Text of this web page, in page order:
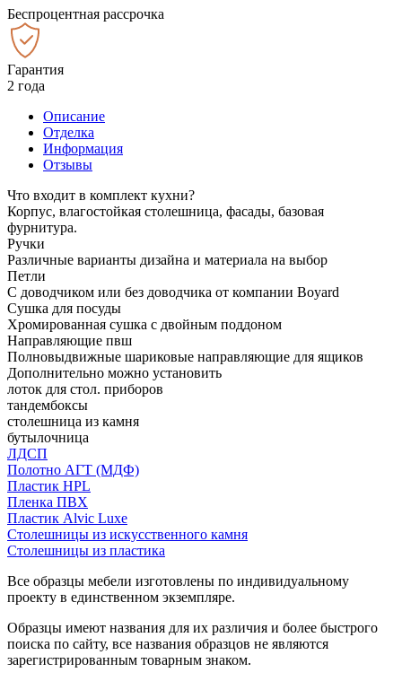
Беспроцентная рассрочка
Гарантия
2 года
Описание
Отделка
Информация
Отзывы
Что входит в комплект кухни?
Корпус, влагостойкая столешница, фасады, базовая
фурнитура.
Ручки
Различные варианты дизайна и материала на выбор
Петли
С доводчиком или без доводчика от компании Boyard
Сушка для посуды
Хромированная сушка с двойным поддоном
Направляющие пвш
Полновыдвижные шариковые направляющие для ящиков
Дополнительно можно установить
лоток для стол. приборов
тандембоксы
столешница из камня
бутылочница
ЛДСП
Полотно АГТ (МДФ)
Пластик HPL
Пленка ПВХ
Пластик Alvic Luxe
Столешницы из искусственного камня
Столешницы из пластика
Все образцы мебели изготовлены по индивидуальному
проекту в единственном экземпляре.
Образцы имеют названия для их различия и более быстрого
поиска по сайту, все названия образцов не являются
зарегистрированным товарным знаком.